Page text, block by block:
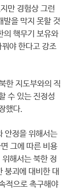
만 경험상 그런
발을 막지 못할 것
의 핵무기 보유와
야 한다고 강조
한 지도부와의 직
수 있는 진정성
했다.
안정을 위해서는
그에 따른 비용
해서는 북한 정
붕괴에 대비한 대
적으로 촉구해야